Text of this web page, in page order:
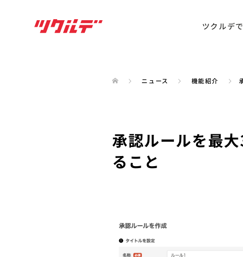
ツクルデ
ニュース 機能紹介
承認ルールを最
ること